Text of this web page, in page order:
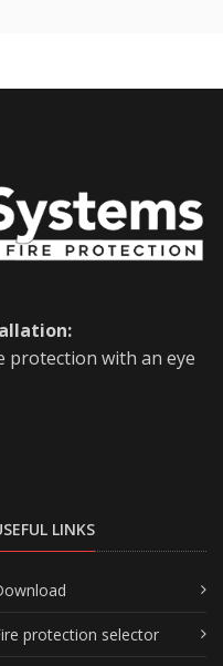
protection with an eye
LINKS
protection selector